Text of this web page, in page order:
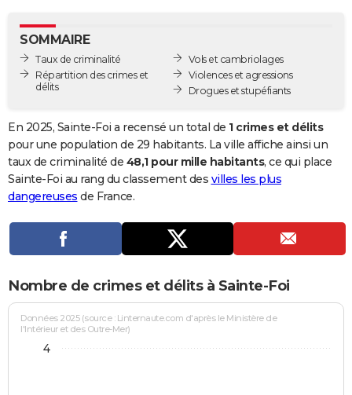
GUIDES D'ACHAT
BONS PLANS
Carte de Noël
Carte Bonne année
Carte Saint-Valentin
Carte Pâques
Carte d'anniversaire
DICTIONNAIRE
Dictionnaire
Biographies
Citations
Expressions
Proverbes
PROGRAMME TV
Se connecter
Entreprises
Service militaire
Avis de recherche
AVIS DE DÉCÈS
Bricolage
Lifestyle
Culture
Sport
Auto
Television
Voyage
Cinema
SOMMAIRE
Taux de criminalité
Répartition des crimes et
délits
Vols et cambriolages
Violences et agressions
Drogues et stupéfiants
En 2025, Sainte-Foi a recensé un total de 1 crimes et délits
pour une population de 29 habitants. La ville affiche ainsi un
taux de criminalité de 48,1 pour mille habitants, ce qui place
Sainte-Foi au rang du classement des villes les plus
dangereuses de France.
Nombre de crimes et délits à Sainte-Foi
Données 2025 (source : Linternaute.com d'après le Ministère de
l'Intérieur et des Outre-Mer)
4